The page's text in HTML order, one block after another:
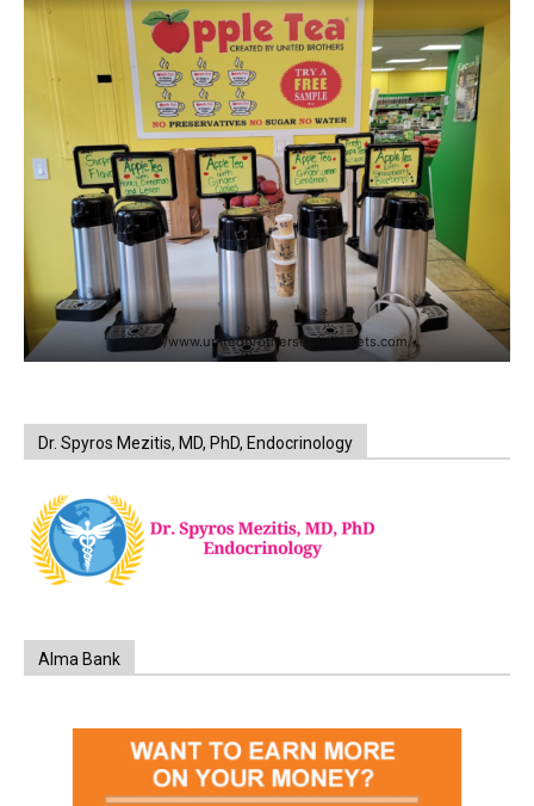
https://www.unitedbrothersfruitmarkets.com/
Dr. Spyros Mezitis, MD, PhD, Endocrinology
Alma Bank